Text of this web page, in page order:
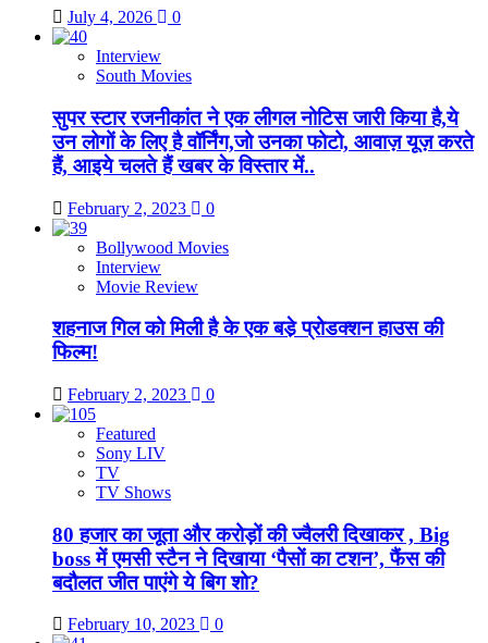
July 4, 2026 0
Interview
South Movies
सुपर स्टार रजनीकांत ने एक लीगल नोटिस जारी किया है,ये
उन लोगों के लिए है वॉर्निंग,जो उनका फोटो, आवाज़ यूज़ करते
हैं, आइये चलते हैं खबर के विस्तार में..
February 2, 2023 0
Bollywood Movies
Interview
Movie Review
शहनाज गिल को मिली है के एक बडे़ प्रोडक्शन हाउस की
फिल्म!
February 2, 2023 0
Featured
Sony LIV
TV
TV Shows
80 हजार का जूता और करोड़ों की ज्वैलरी दिखाकर , Big
boss में एमसी स्टैन ने दिखाया ‘पैसों का टशन’, फैंस की
बदौलत जीत पाएंगे ये बिग शो?
February 10, 2023 0